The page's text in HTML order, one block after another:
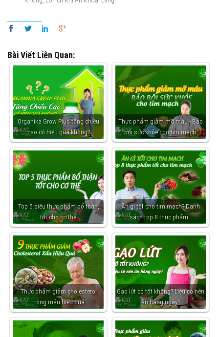
Bài Viết Liên Quan:
Organika Grow Plus tăng chiều
cao có hiệu quả không?
Thực phẩm giảm mỡ máu - Bảo
bối sức khỏe cho tim mạch
Top 5 siêu thực phẩm bổ thận,
tốt cho cơ thể
Ăn gì tốt cho tim mạch? Danh
sách top 8 thực phẩm…
Thực phẩm giảm cholesterol
trong máu hiệu quả
Gạo lứt có tốt không? Liệu có nên
ăn hàng ngày?